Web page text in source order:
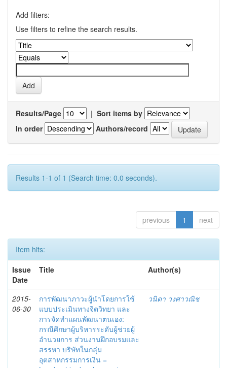
Add filters:
Use filters to refine the search results.
Results/Page | Sort items by
In order
Authors/record
Results 1-1 of 1 (Search time: 0.0 seconds).
previous 1 next
Item hits:
Issue
Date
Title Author(s)
2015-
06-30
การพัฒนาภาวะผู้นำโดยการใช้
แบบประเมินทางจิตวิทยา และ
การจัดทำแผนพัฒนาตนเอง:
กรณีศึกษาผู้บริหารระดับผู้ช่วยผู้
อำนวยการ ส่วนงานฝึกอบรมและ
สรรหา บริษัทในกลุ่ม
อุตสาหกรรมการเงิน =
วนิดา วงศาวณิช